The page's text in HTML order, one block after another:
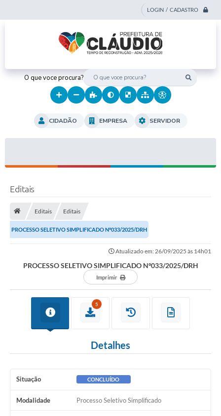
LOGIN / CADASTRO
O que voce procura?
CIDADÃO EMPRESA SERVIDOR
Editais
Editais Editais
PROCESSO SELETIVO SIMPLIFICADO Nº033/2025/DRH
Atualizado em: 26/09/2025 às 14h01
PROCESSO SELETIVO SIMPLIFICADO Nº033/2025/DRH
Imprimir
5
Detalhes
Situação CONCLUÍDO
Modalidade Processo Seletivo Simplificado